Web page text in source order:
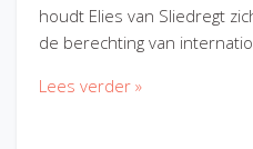
houdt Elies van Sliedregt
de berechting van
Lees verder »